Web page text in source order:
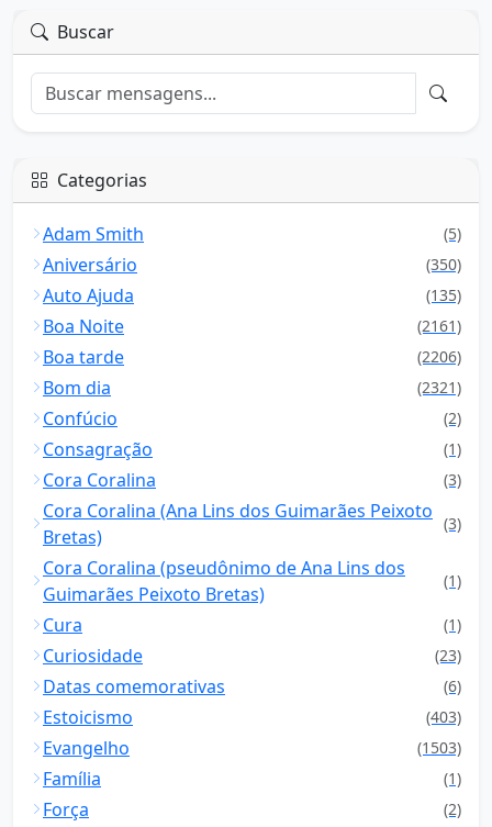
Buscar
Categorias
Adam Smith (5)
Aniversário (350)
Auto Ajuda (135)
Boa Noite (2161)
Boa tarde (2206)
Bom dia (2321)
Confúcio (2)
Consagração (1)
Cora Coralina (3)
Cora Coralina (Ana Lins dos Guimarães Peixoto
Bretas)
(3)
Cora Coralina (pseudônimo de Ana Lins dos
Guimarães Peixoto Bretas)
(1)
Cura (1)
Curiosidade (23)
Datas comemorativas (6)
Estoicismo (403)
Evangelho (1503)
Família (1)
Força (2)